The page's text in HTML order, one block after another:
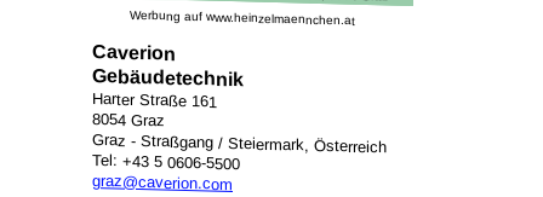
Werbung auf www.heinzelmaennchen.at
Caverion
Gebäudetechnik
Harter Straße 161
8054 Graz
Graz - Straßgang / Steiermark, Österreich
Tel: +43 5 0606-5500
graz@caverion.com